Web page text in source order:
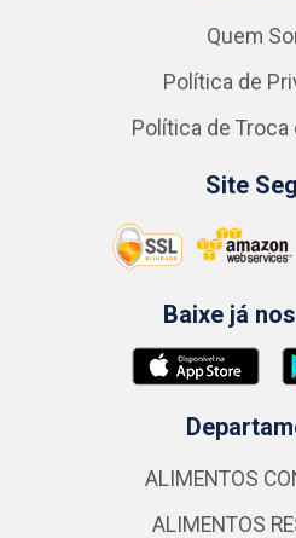
Quem
Política de
Política de Troca
Site
Baixe já
ALIMENTOS
ALIMENTOS